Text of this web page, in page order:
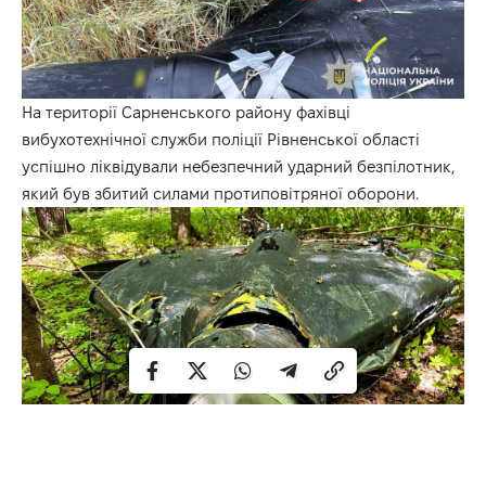
На території Сарненського району фахівці
вибухотехнічної служби поліції Рівненської області
успішно ліквідували небезпечний ударний безпілотник,
який був збитий силами протиповітряної оборони.